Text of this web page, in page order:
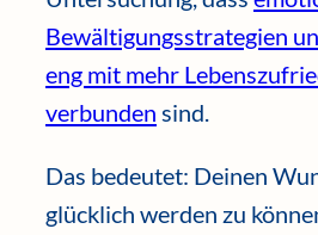
Bewältigungsstrategien
eng mit mehr
verbunden sind.
Das bedeutet: Deinen
glücklich werden zu